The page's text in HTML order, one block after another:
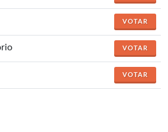
VOTAR
VOTAR
VOTAR